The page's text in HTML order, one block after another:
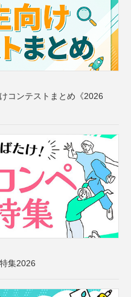
コンテストまとめ《2026
集2026